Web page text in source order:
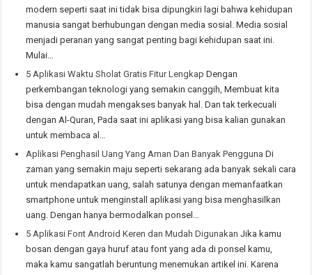
modern seperti saat ini tidak bisa dipungkiri lagi bahwa kehidupan
manusia sangat berhubungan dengan media sosial. Media sosial
menjadi peranan yang sangat penting bagi kehidupan saat ini.
Mulai…
5 Aplikasi Waktu Sholat Gratis Fitur Lengkap Dengan
perkembangan teknologi yang semakin canggih, Membuat kita
bisa dengan mudah mengakses banyak hal. Dan tak terkecuali
dengan Al-Quran, Pada saat ini aplikasi yang bisa kalian gunakan
untuk membaca al…
Aplikasi Penghasil Uang Yang Aman Dan Banyak Pengguna Di
zaman yang semakin maju seperti sekarang ada banyak sekali cara
untuk mendapatkan uang, salah satunya dengan memanfaatkan
smartphone untuk menginstall aplikasi yang bisa menghasilkan
uang. Dengan hanya bermodalkan ponsel…
5 Aplikasi Font Android Keren dan Mudah Digunakan Jika kamu
bosan dengan gaya huruf atau font yang ada di ponsel kamu,
maka kamu sangatlah beruntung menemukan artikel ini. Karena